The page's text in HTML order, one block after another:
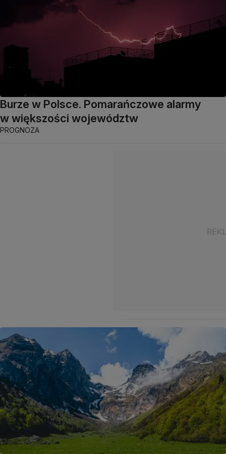
Burze w Polsce. Pomarańczowe alarmy
w większości województw
PROGNOZA